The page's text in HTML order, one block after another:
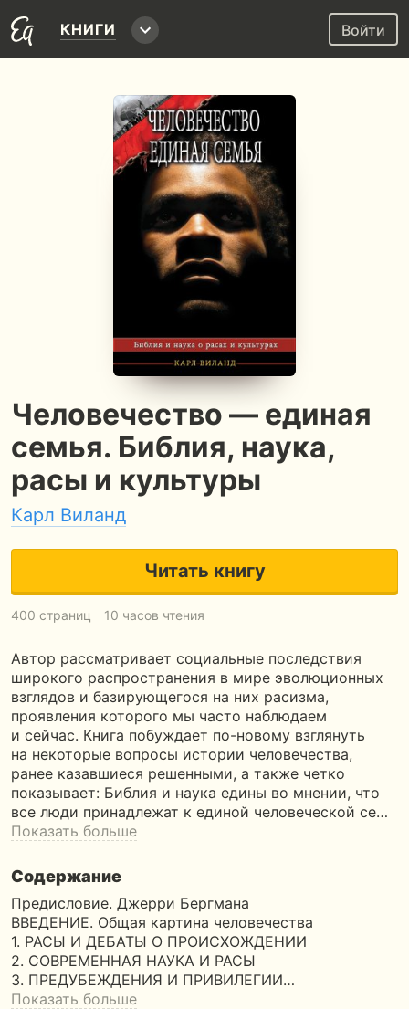
КНИГИ Войти
Человечество — единая
семья. Библия, наука,
расы и культуры
Карл Виланд
Читать книгу
400 страниц 10 часов чтения
Автор рассматривает социальные последствия
широкого распространения в мире эволюционных
взглядов и базирующегося на них расизма,
проявления которого мы часто наблюдаем
и сейчас. Книга побуждает по-новому взглянуть
на некоторые вопросы истории человечества,
ранее казавшиеся решенными, а также четко
показывает: Библия и наука едины во мнении, что
все люди принадлежат к единой человеческой се…
Показать больше
Содержание
Предисловие. Джерри Бергмана
ВВЕДЕНИЕ. Общая картина человечества
1. РАСЫ И ДЕБАТЫ О ПРОИСХОЖДЕНИИ
2. СОВРЕМЕННАЯ НАУКА И РАСЫ
3. ПРЕДУБЕЖДЕНИЯ И ПРИВИЛЕГИИ…
Показать больше